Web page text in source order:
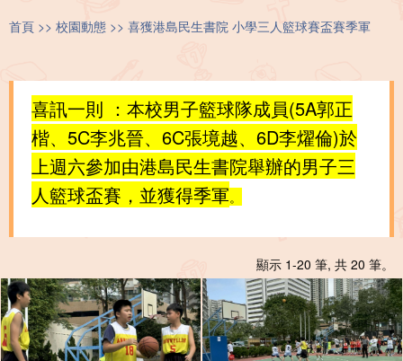
首頁 校園動態 喜獲港島民生書院 小學三人籃球賽盃賽季軍
喜訊一則 ：本校男子籃球隊成員(5A郭正
楷、5C李兆晉、6C張境越、6D李燿倫)於
上週六參加由港島民生書院舉辦的男子三
人籃球盃賽，並獲得季軍。
顯示 1-20 筆, 共 20 筆。